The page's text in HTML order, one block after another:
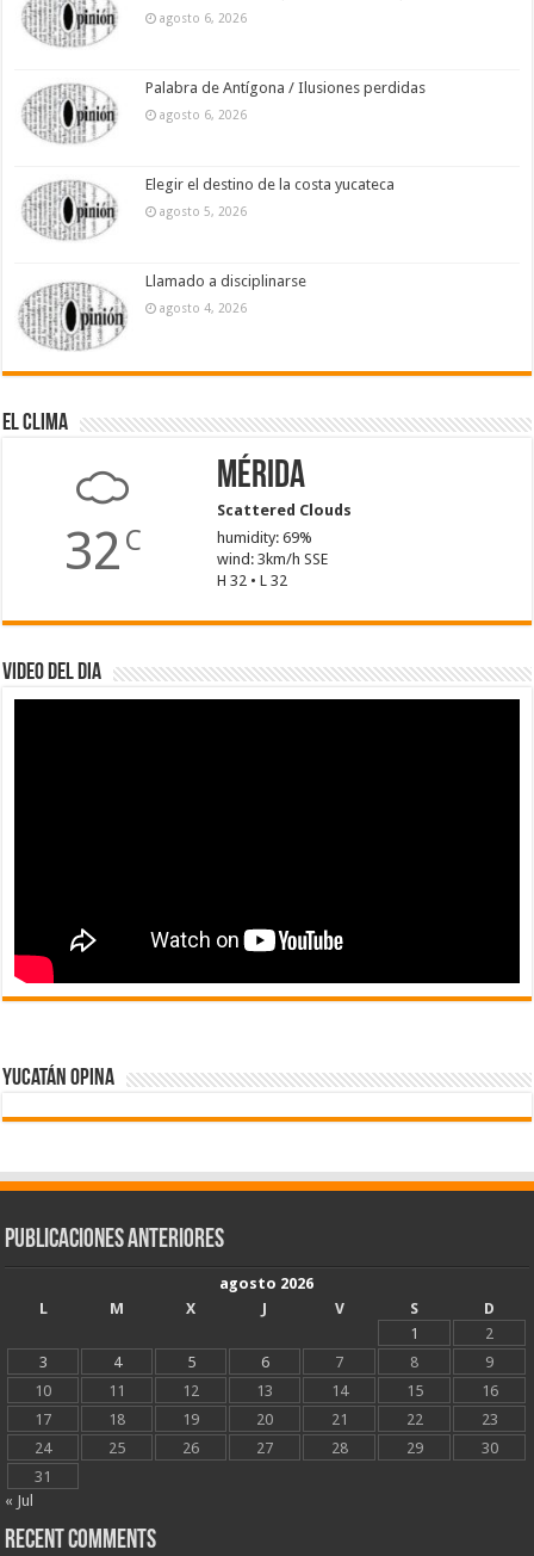
agosto 6, 2026
Palabra de Antígona / Ilusiones perdidas
agosto 6, 2026
Elegir el destino de la costa yucateca
agosto 5, 2026
Llamado a disciplinarse
agosto 4, 2026
El Clima
32 C
Mérida
Scattered Clouds
humidity: 69%
wind: 3km/h SSE
H 32 • L 32
Video del dia
Yucatán Opina
Publicaciones Anteriores
agosto 2026
L
M X J V S
D
1
2
3
4 5 6 7 8
9
10
11 12 13 14 15
16
17
18 19 20 21 22
23
24
25 26 27 28 29
30
31
« Jul
Recent Comments